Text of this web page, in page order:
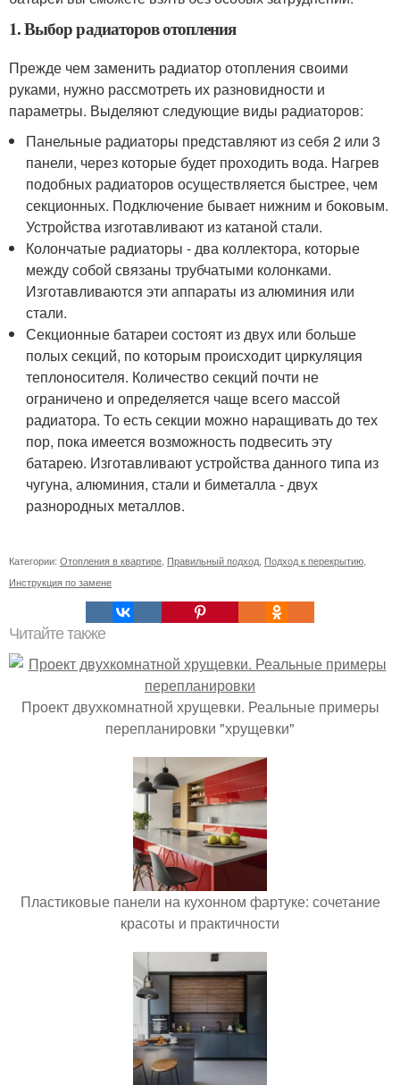
1. Выбор радиаторов отопления
Прежде чем заменить радиатор отопления своими
руками, нужно рассмотреть их разновидности и
параметры. Выделяют следующие виды радиаторов:
Панельные радиаторы представляют из себя 2 или 3
панели, через которые будет проходить вода. Нагрев
подобных радиаторов осуществляется быстрее, чем
секционных. Подключение бывает нижним и боковым.
Устройства изготавливают из катаной стали.
Колончатые радиаторы - два коллектора, которые
между собой связаны трубчатыми колонками.
Изготавливаются эти аппараты из алюминия или
стали.
Секционные батареи состоят из двух или больше
полых секций, по которым происходит циркуляция
теплоносителя. Количество секций почти не
ограничено и определяется чаще всего массой
радиатора. То есть секции можно наращивать до тех
пор, пока имеется возможность подвесить эту
батарею. Изготавливают устройства данного типа из
чугуна, алюминия, стали и биметалла - двух
разнородных металлов.
Категории: Отопления в квартире Правильный подход Подход к перекрытию
Инструкция по замене
Читайте также
Проект двухкомнатной хрущевки. Реальные примеры
перепланировки "хрущевки"
Пластиковые панели на кухонном фартуке: сочетание
красоты и практичности